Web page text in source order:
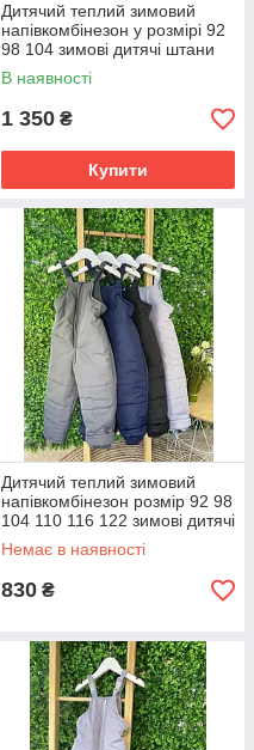
Дитячий теплий зимовий
напівкомбінезон у розмірі 92
98 104 зимові дитячі штани
В наявності
1 350 ₴
Купити
Дитячий теплий зимовий
напівкомбінезон розмір 92 98
104 110 116 122 зимові дитячі
штани
Немає в наявності
830 ₴